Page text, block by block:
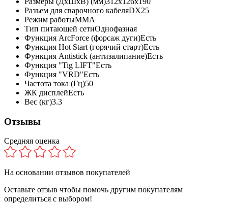
Разъем для сварочного кабеляDX25
Режим работыMMA
Тип питающей сетиОднофазная
Функция ArcForce (форсаж дуги)Есть
Функция Hot Start (горячий старт)Есть
Функция Antistick (антизалипание)Есть
Функция "Tig LIFT"Есть
Функция "VRD"Есть
Частота тока (Гц)50
ЖК дисплейЕсть
Вес (кг)3.3
Отзывы
Средняя оценка
На основании отзывов покупателей
Оставьте отзыв чтобы помочь другим покупателям
определиться с выбором!